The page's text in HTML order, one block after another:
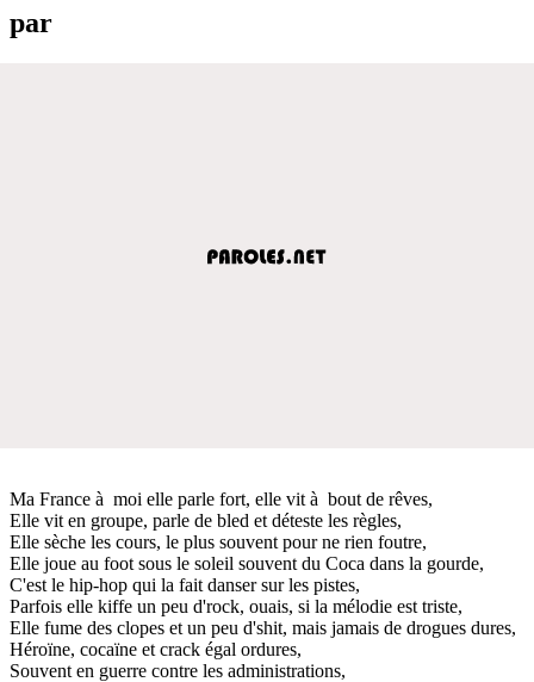
par
Ma France à moi elle parle fort, elle vit à bout de rêves,
Elle vit en groupe, parle de bled et déteste les règles,
Elle sèche les cours, le plus souvent pour ne rien foutre,
Elle joue au foot sous le soleil souvent du Coca dans la gourde,
C'est le hip-hop qui la fait danser sur les pistes,
Parfois elle kiffe un peu d'rock, ouais, si la mélodie est triste,
Elle fume des clopes et un peu d'shit, mais jamais de drogues dures,
Héroïne, cocaïne et crack égal ordures,
Souvent en guerre contre les administrations,